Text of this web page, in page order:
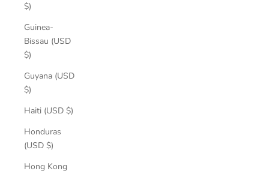
$)
Guinea-
Bissau (USD
$)
Guyana (USD
$)
Haiti (USD $)
Honduras
(USD $)
Hong Kong